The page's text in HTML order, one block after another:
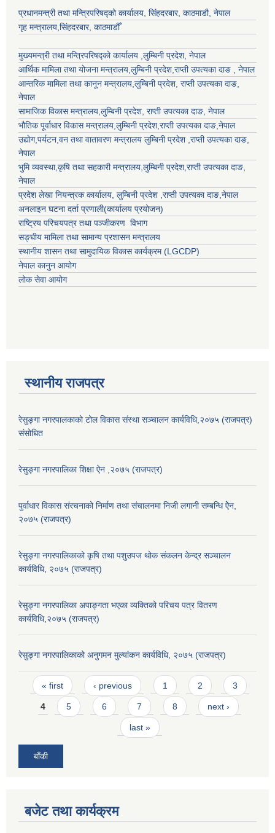
प्रधानमन्त्री तथा मन्त्रिपरिषद्को कार्यालय, सिंहदरबार, काठमाडौ, नेपाल
गृह मन्त्रालय,सिंहदरबार, काठमाडौँ
मुख्यमन्त्री तथा मन्त्रिपरिषद्को कार्यालय ,लुम्बिनी प्रदेश, नेपाल
आर्थिक मामिला तथा योजना मन्त्रालय,लुम्बिनी प्रदेश,राप्ती उपत्यका दाङ , नेपाल
आन्तरिक मामिला तथा कानून मन्त्रालय,लुम्बिनी प्रदेश, राप्ती उपत्यका दाङ,
नेपाल
सामाजिक विकास मन्त्रालय,लुम्बिनी प्रदेश, राप्ती उपत्यका दाङ, नेपाल
भौतिक पूर्वाधार विकास मन्त्रालय,लुम्बिनी प्रदेश,राप्ती उपत्यका दाङ,नेपाल
उद्याेग,पर्यटन,वन तथा वातावरण मन्त्रालय लुम्बिनी प्रदेश ,राप्ती उपत्यका दाङ,
नेपाल
भुमि व्यवस्था,कृषि तथा सहकारी मन्त्रालय,लुम्बिनी प्रदेश,राप्ती उपत्यका दाङ,
नेपाल
प्रदेश लेखा नियन्त्रक कार्यालय, लुम्बिनी प्रदेश ,राप्ती उपत्यका दाङ,नेपाल
अनलाइन घटना दर्ता प्रणाली(कार्यालय प्रयोजन)
राष्ट्रिय परिचयपत्र तथा पञ्जीकरण विभाग
सङ्घीय मामिला तथा सामान्य प्रशासन मन्त्रालय
स्थानीय शासन तथा सामुदायिक विकास कार्यक्रम (LGCDP)
नेपाल कानुन आयोग
लोक सेवा आयोग
स्थानीय राजपत्र
रेसुङ्गा नगरपालकाको टोल विकास संस्था सञ्चालन कार्यविधि,२०७५ (राजपत्र)
संसोधित
रेसुङ्गा नगरपालिका शिक्षा ऐन ,२०७५ (राजपत्र)
पुर्वाधार विकास संरचनाको निर्माण तथा स‌ंचालनमा निजी लगानी सम्बन्धि ऐेन,
२०७५ (राजपत्र)
रेसुङ्गा नगरपालिकाको कृषि तथा पशुउपज थोक संकलन केन्द्र सञ्चालन
कार्यविधि, २०७५ (राजपत्र)
रेसुङ्गा नगरपालिका अपाङ्गता भएका व्यक्तिको परिचय पत्र वितरण
कार्यविधि,२०७५ (राजपत्र)
रेसुङ्गा नगरपालिकाको अनुगमन मुल्यांकन कार्यविधि, २०७५ (राजपत्र)
Pages
« first ‹ previous 1 2 3
4 5 6 7 8 next ›
last »
बाँकी
बजेट तथा कार्यक्रम